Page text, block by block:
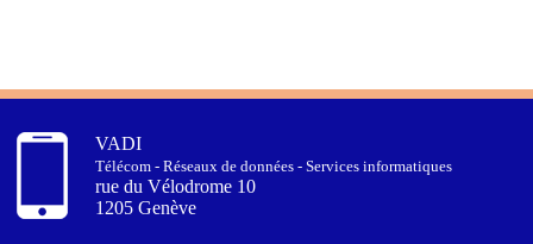
VADI
Télécom - Réseaux de données - Services informatiques
rue du Vélodrome 10
1205 Genève